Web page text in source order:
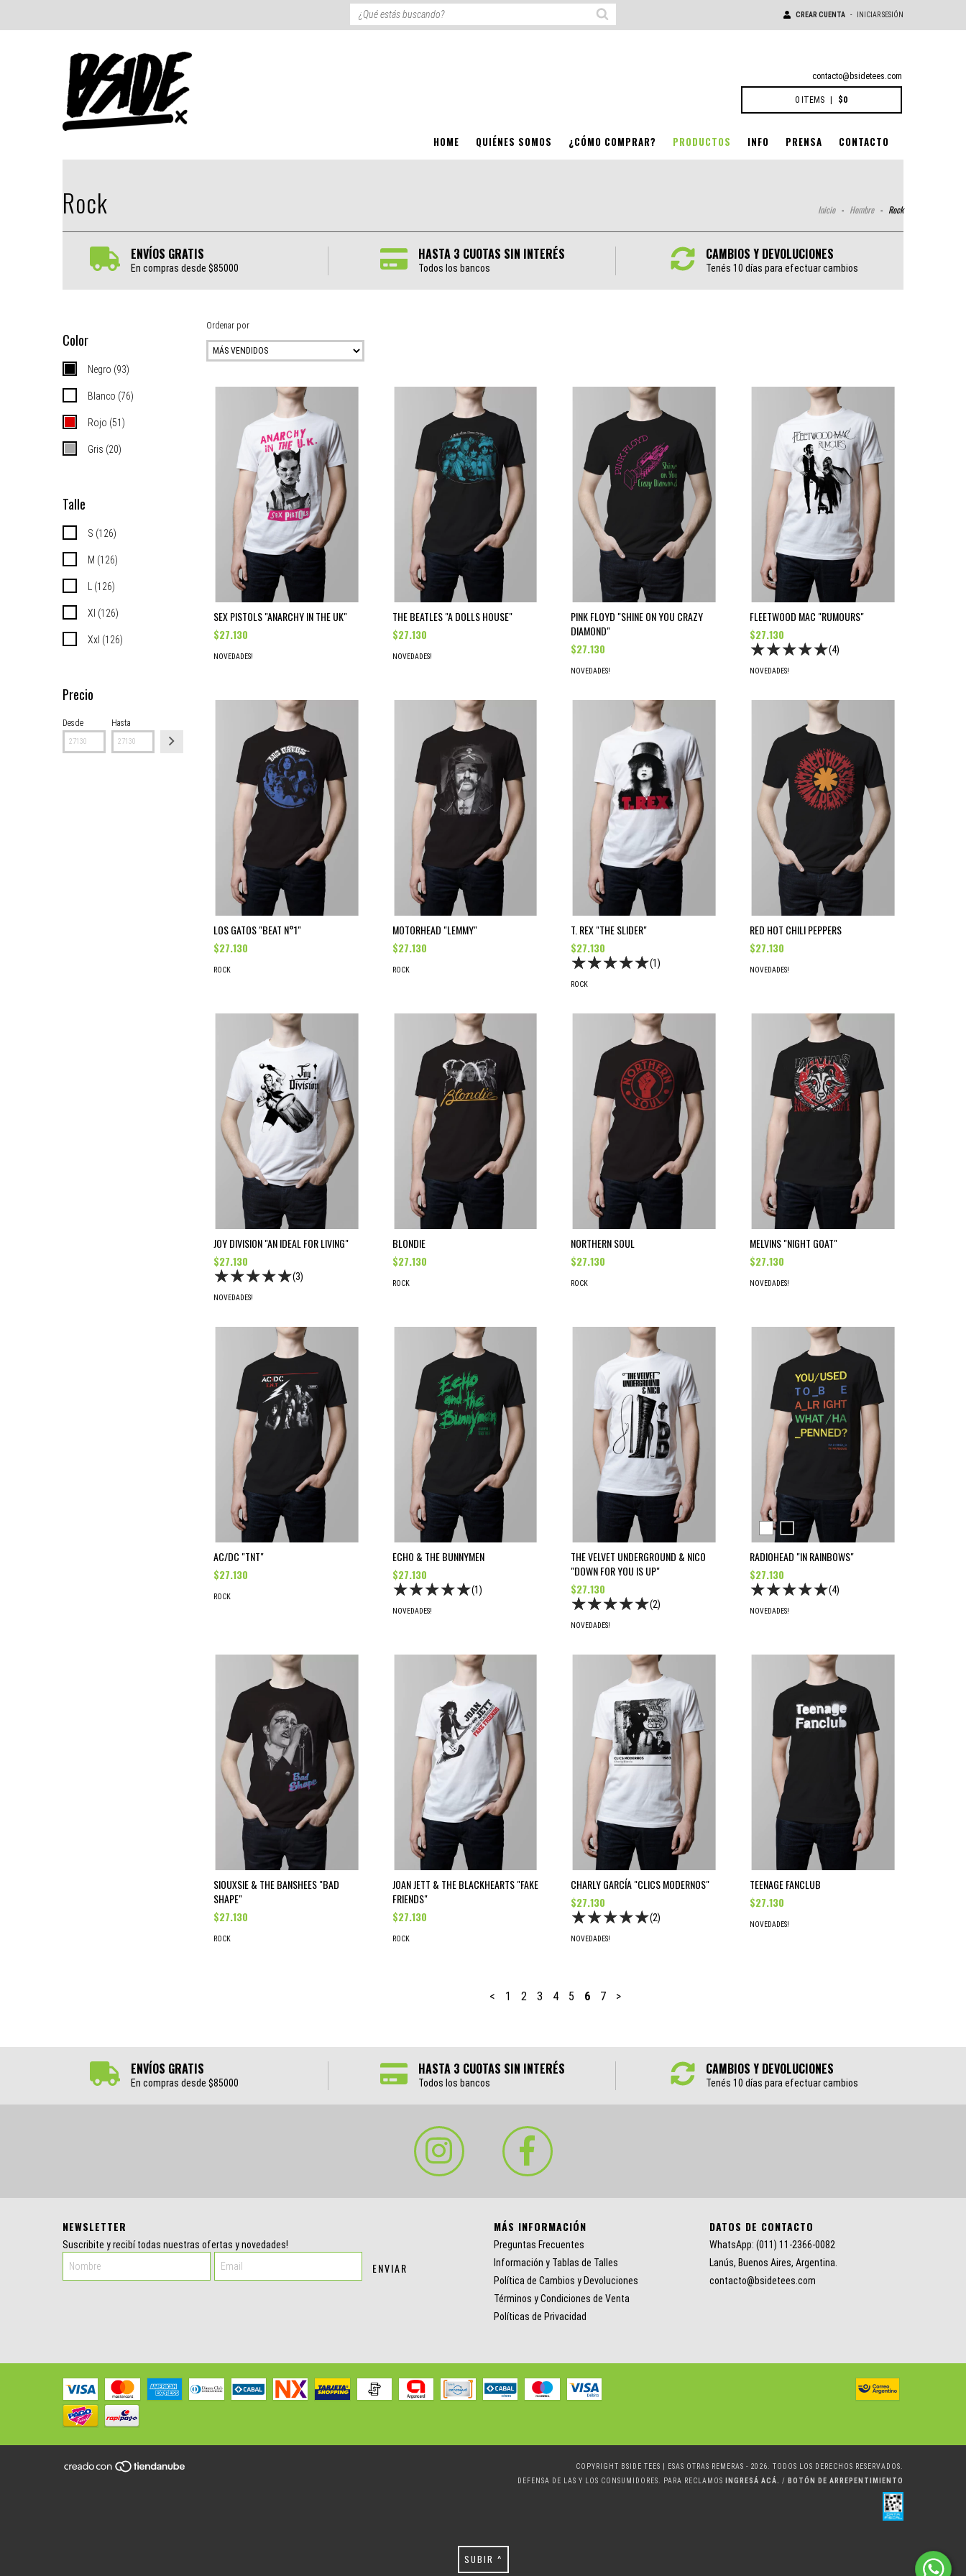
CREAR CUENTA - INICIAR SESIÓN
contacto@bsidetees.com
0ITEMS | $0
HOME QUIÉNES SOMOS ¿CÓMO COMPRAR? PRODUCTOS INFO PRENSA CONTACTO
Rock Inicio - Hombre - Rock
ENVÍOS GRATIS
En compras desde $85000
HASTA 3 CUOTAS SIN INTERÉS
Todos los bancos
CAMBIOS Y DEVOLUCIONES
Tenés 10 días para efectuar cambios
Color
Negro (93)
Blanco (76)
Rojo (51)
Gris (20)
Talle
S (126)
M (126)
L (126)
Xl (126)
Xxl (126)
Precio
Desde Hasta
Ordenar por
SEX PISTOLS "ANARCHY IN THE UK"
$27.130
NOVEDADES!
THE BEATLES "A DOLLS HOUSE"
$27.130
NOVEDADES!
PINK FLOYD "SHINE ON YOU CRAZY
DIAMOND"
$27.130
NOVEDADES!
FLEETWOOD MAC "RUMOURS"
$27.130
(4)
NOVEDADES!
LOS GATOS "BEAT N°1"
$27.130
ROCK
MOTORHEAD "LEMMY"
$27.130
ROCK
T. REX "THE SLIDER"
$27.130
(1)
ROCK
RED HOT CHILI PEPPERS
$27.130
NOVEDADES!
JOY DIVISION "AN IDEAL FOR LIVING"
$27.130
(3)
NOVEDADES!
BLONDIE
$27.130
ROCK
NORTHERN SOUL
$27.130
ROCK
MELVINS "NIGHT GOAT"
$27.130
NOVEDADES!
AC/DC "TNT"
$27.130
ROCK
ECHO & THE BUNNYMEN
$27.130
(1)
NOVEDADES!
THE VELVET UNDERGROUND & NICO
"DOWN FOR YOU IS UP"
$27.130
(2)
NOVEDADES!
RADIOHEAD "IN RAINBOWS"
$27.130
(4)
NOVEDADES!
SIOUXSIE & THE BANSHEES "BAD
SHAPE"
$27.130
ROCK
JOAN JETT & THE BLACKHEARTS "FAKE
FRIENDS"
$27.130
ROCK
CHARLY GARCÍA "CLICS MODERNOS"
$27.130
(2)
NOVEDADES!
TEENAGE FANCLUB
$27.130
NOVEDADES!
< 1 2 3 4 5 6 7 >
ENVÍOS GRATIS
En compras desde $85000
HASTA 3 CUOTAS SIN INTERÉS
Todos los bancos
CAMBIOS Y DEVOLUCIONES
Tenés 10 días para efectuar cambios
NEWSLETTER
Suscribite y recibí todas nuestras ofertas y novedades!
MÁS INFORMACIÓN
Preguntas Frecuentes
Información y Tablas de Talles
Política de Cambios y Devoluciones
Términos y Condiciones de Venta
Políticas de Privacidad
DATOS DE CONTACTO
WhatsApp: (011) 11-2366-0082
Lanús, Buenos Aires, Argentina.
contacto@bsidetees.com
COPYRIGHT BSIDE TEES | ESAS OTRAS REMERAS - 2026. TODOS LOS DERECHOS RESERVADOS.
DEFENSA DE LAS Y LOS CONSUMIDORES. PARA RECLAMOS
INGRESÁ ACÁ. / BOTÓN DE ARREPENTIMIENTO
SUBIR ^